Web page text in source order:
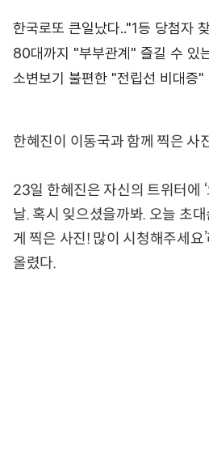
한혜진이 이동국과 함께 찍은 사
23일 한혜진은 자신의 트위터에
날. 혹시 잊으셨을까봐. 오늘 초
게 찍은 사진! 많이 시청해주세요
올렸다.